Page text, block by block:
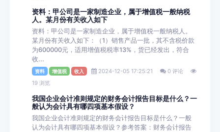
资料：甲公司是一家制造企业，属于增值税一般纳税
人。某月份有关收入如下
资料：甲公司是一家制造企业，属于增值税一般纳税人。
某月份有关收入如下：（1）销售产品一批，其不含税价款
为600000元，适用增值税税率13%，货已经发出，符合
收...
资料 增值税 收入 2024-12-05 17:25:21
0 评论
19 浏览
我国企业会计准则规定的财务会计报告目标是什么？一
般认为会计具有哪四项基本假设？
我国企业会计准则规定的财务会计报告目标是什么？一般
认为会计具有哪四项基本假设？参考答案：财务会计报告